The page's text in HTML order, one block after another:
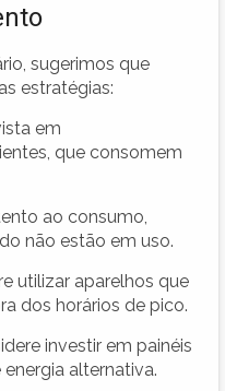
sugerimos que
estratégias:
em
que consomem
ao consumo,
não estão em uso.
utilizar aparelhos que
dos horários de pico.
investir em painéis
alternativa.